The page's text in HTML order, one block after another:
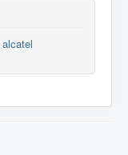
alcatel